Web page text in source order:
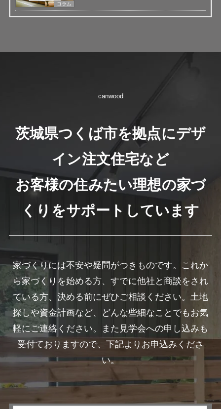
コラム
canwood
茨城県つくば市を拠点にデザ
イン注文住宅など
お客様の住みたい理想の家づ
くりをサポートしています
家づくりには不安や疑問がつきものです。これか
ら家づくりを始める方、すでに他社と商談をされ
ている方、決める前にぜひご相談ください。土地
探しや資金計画など、どんな些細なことでもお気
軽にご連絡ください。また見学会への申し込みも
受付ておりますので、下記よりお申込みくださ
い。